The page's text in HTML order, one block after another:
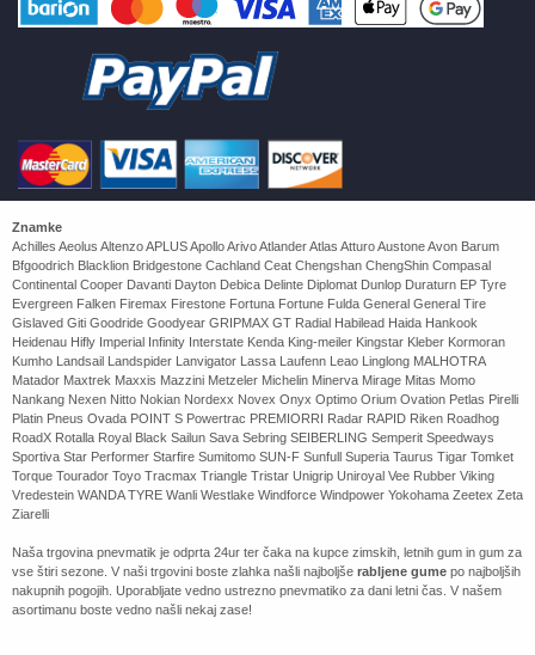
Znamke
Achilles Aeolus Altenzo APLUS Apollo Arivo Atlander Atlas Atturo Austone Avon Barum
Bfgoodrich Blacklion Bridgestone Cachland Ceat Chengshan ChengShin Compasal
Continental Cooper Davanti Dayton Debica Delinte Diplomat Dunlop Duraturn EP Tyre
Evergreen Falken Firemax Firestone Fortuna Fortune Fulda General General Tire
Gislaved Giti Goodride Goodyear GRIPMAX GT Radial Habilead Haida Hankook
Heidenau Hifly Imperial Infinity Interstate Kenda King-meiler Kingstar Kleber Kormoran
Kumho Landsail Landspider Lanvigator Lassa Laufenn Leao Linglong MALHOTRA
Matador Maxtrek Maxxis Mazzini Metzeler Michelin Minerva Mirage Mitas Momo
Nankang Nexen Nitto Nokian Nordexx Novex Onyx Optimo Orium Ovation Petlas Pirelli
Platin Pneus Ovada POINT S Powertrac PREMIORRI Radar RAPID Riken Roadhog
RoadX Rotalla Royal Black Sailun Sava Sebring SEIBERLING Semperit Speedways
Sportiva Star Performer Starfire Sumitomo SUN-F Sunfull Superia Taurus Tigar Tomket
Torque Tourador Toyo Tracmax Triangle Tristar Unigrip Uniroyal Vee Rubber Viking
Vredestein WANDA TYRE Wanli Westlake Windforce Windpower Yokohama Zeetex Zeta
Ziarelli
Naša trgovina pnevmatik je odprta 24ur ter čaka na kupce zimskih, letnih gum in gum za
vse štiri sezone. V naši trgovini boste zlahka našli najboljše rabljene gume po najboljših
nakupnih pogojih. Uporabljate vedno ustrezno pnevmatiko za dani letni čas. V našem
asortimanu boste vedno našli nekaj zase!